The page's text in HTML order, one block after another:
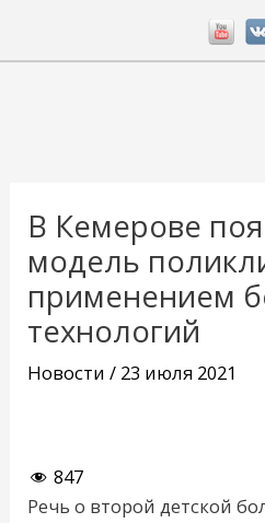
В Кемерове
модель
применением
технологий
Новости / 23 июля 2021
847
Речь о второй детской
записям